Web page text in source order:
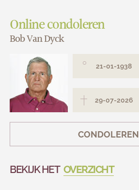
Online condoleren
Bob Van Dyck
21-01-1938
29-07-2026
CONDOLEREN
BEKIJK HET OVERZICHT